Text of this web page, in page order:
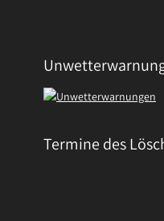
Termine des